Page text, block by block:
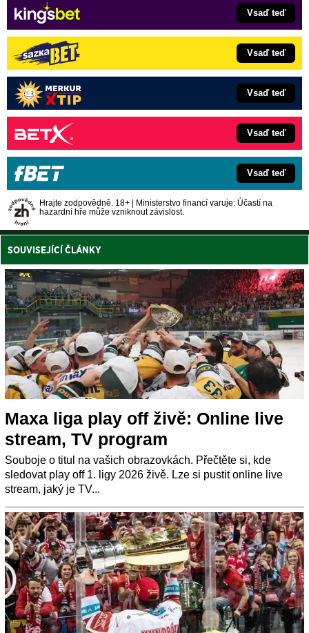
Vsaď teď
Vsaď teď
Vsaď teď
Vsaď teď
Vsaď teď
Hrajte zodpovědně. 18+ | Ministerstvo financí varuje: Účastí na
hazardní hře může vzniknout závislost.
SOUVISEJÍCÍ ČLÁNKY
Maxa liga play off živě: Online live
stream, TV program
Souboje o titul na vašich obrazovkách. Přečtěte si, kde
sledovat play off 1. ligy 2026 živě. Lze si pustit online live
stream, jaký je TV...